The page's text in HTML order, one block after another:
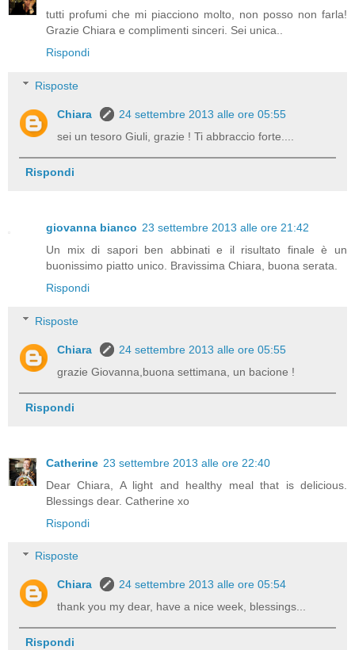
tutti profumi che mi piacciono molto, non posso non farla!
Grazie Chiara e complimenti sinceri. Sei unica..
Rispondi
Risposte
Chiara
24 settembre 2013 alle ore 05:55
sei un tesoro Giuli, grazie ! Ti abbraccio forte....
Rispondi
giovanna bianco 23 settembre 2013 alle ore 21:42
Un mix di sapori ben abbinati e il risultato finale è un
buonissimo piatto unico. Bravissima Chiara, buona serata.
Rispondi
Risposte
Chiara
24 settembre 2013 alle ore 05:55
grazie Giovanna,buona settimana, un bacione !
Rispondi
Catherine 23 settembre 2013 alle ore 22:40
Dear Chiara, A light and healthy meal that is delicious.
Blessings dear. Catherine xo
Rispondi
Risposte
Chiara
24 settembre 2013 alle ore 05:54
thank you my dear, have a nice week, blessings...
Rispondi